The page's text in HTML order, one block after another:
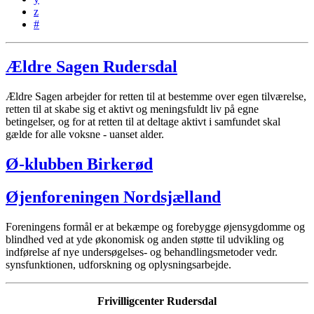
z
#
Ældre Sagen Rudersdal
Ældre Sagen arbejder for retten til at bestemme over egen tilværelse,
retten til at skabe sig et aktivt og meningsfuldt liv på egne
betingelser, og for at retten til at deltage aktivt i samfundet skal
gælde for alle voksne - uanset alder.
Ø-klubben Birkerød
Øjenforeningen Nordsjælland
Foreningens formål er at bekæmpe og forebygge øjensygdomme og
blindhed ved at yde økonomisk og anden støtte til udvikling og
indførelse af nye undersøgelses- og behandlingsmetoder vedr.
synsfunktionen, udforskning og oplysningsarbejde.
Frivilligcenter Rudersdal